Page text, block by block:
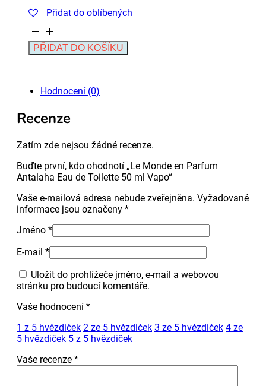
Přidat do oblíbených
Le
Monde
en
Eau
50
Vapo
PŘIDAT DO KOŠÍKU
Hodnocení (0)
Recenze
Zatím zde nejsou žádné recenze.
Buďte první, kdo ohodnotí „Le Monde en Parfum
Antalaha Eau de Toilette 50 ml Vapo“
Vaše e-mailová adresa nebude zveřejněna. Vyžadované
informace jsou označeny *
Jméno *
E-mail *
Uložit do prohlížeče jméno, e-mail a webovou
stránku pro budoucí komentáře.
Vaše hodnocení *
1 z 5 hvězdiček 2 ze 5 hvězdiček 3 ze 5 hvězdiček 4 ze
5 hvězdiček 5 z 5 hvězdiček
Vaše recenze *